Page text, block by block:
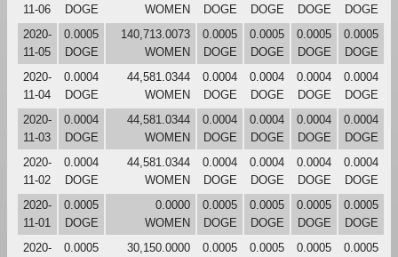
11-06
DOGE
WOMEN
DOGE
DOGE
DOGE
DOGE
2020-
11-05
0.0005
DOGE
140,713.0073
WOMEN
0.0005
DOGE
0.0005
DOGE
0.0005
DOGE
0.0005
DOGE
2020-
11-04
0.0004
DOGE
44,581.0344
WOMEN
0.0004
DOGE
0.0004
DOGE
0.0004
DOGE
0.0004
DOGE
2020-
11-03
0.0004
DOGE
44,581.0344
WOMEN
0.0004
DOGE
0.0004
DOGE
0.0004
DOGE
0.0004
DOGE
2020-
11-02
0.0004
DOGE
44,581.0344
WOMEN
0.0004
DOGE
0.0004
DOGE
0.0004
DOGE
0.0004
DOGE
2020-
11-01
0.0005
DOGE
0.0000
WOMEN
0.0005
DOGE
0.0005
DOGE
0.0005
DOGE
0.0005
DOGE
2020-
0.0005
30,150.0000
0.0005
0.0005
0.0005
0.0005